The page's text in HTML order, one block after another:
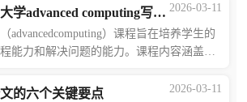
2026-03-11
advanced computing写作技巧
advancedcomputing）课程旨在培养学生的
能力和解决问题的能力。课程内容涵盖了
大学高级计算课程
2026-03-11
的六个关键要点